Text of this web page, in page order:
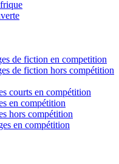
de fiction en competition
de fiction hors compétition
courts en compétition
en compétition
hors compétition
en compétition